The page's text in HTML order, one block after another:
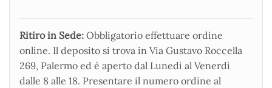
Ritiro in Sede: Obbligatorio effettuare ordine
online. Il deposito si trova in Via Gustavo Roccella
269, Palermo ed è aperto dal Lunedì al Venerdì
dalle 8 alle 18. Presentare il numero ordine al